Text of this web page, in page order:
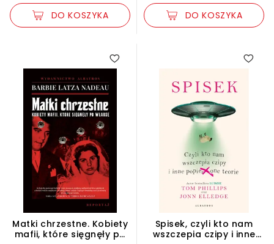
DO KOSZYKA DO KOSZYKA
5.00
Matki chrzestne. Kobiety
mafii, które sięgnęły po
5.00
Spisek, czyli kto nam
wszczepia czipy i inne